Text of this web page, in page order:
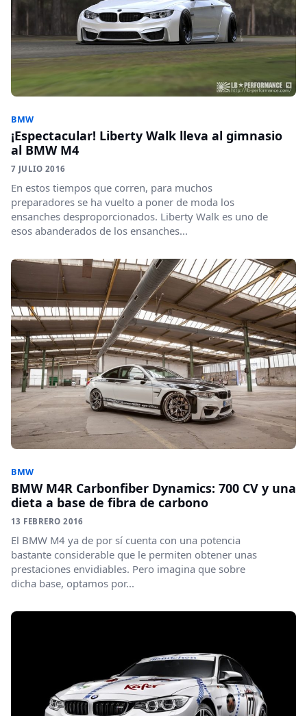
BMW
¡Espectacular! Liberty Walk lleva al gimnasio
al BMW M4
7 JULIO 2016
En estos tiempos que corren, para muchos
preparadores se ha vuelto a poner de moda los
ensanches desproporcionados. Liberty Walk es uno de
esos abanderados de los ensanches...
BMW
BMW M4R Carbonfiber Dynamics: 700 CV y una
dieta a base de fibra de carbono
13 FEBRERO 2016
El BMW M4 ya de por sí cuenta con una potencia
bastante considerable que le permiten obtener unas
prestaciones envidiables. Pero imagina que sobre
dicha base, optamos por...